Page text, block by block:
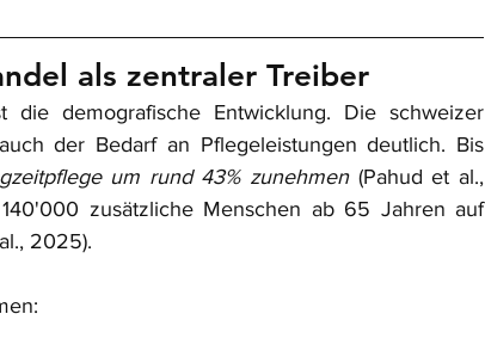
Leadership / Management
als zentraler Treiber
die demografische Entwicklung. Die schweizer
um rund 43% zunehmen (Pahud et al.,
zusätzliche Menschen ab 65 Jahren auf
2025).